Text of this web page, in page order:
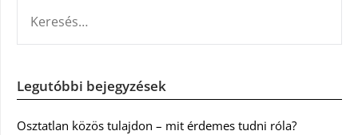
Legutóbbi bejegyzések
Osztatlan közös tulajdon – mit érdemes tudni róla?